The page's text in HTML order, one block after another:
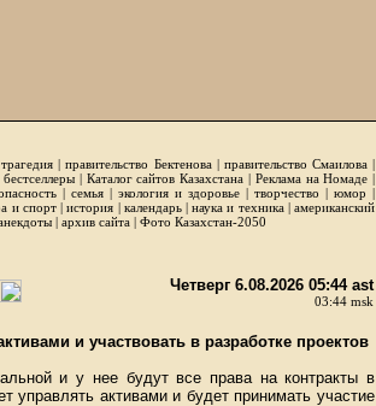
|правительство Бектенова| правительство Смаилова|
бестселлеры| Каталог сайтов Казахстана | Реклама на Номаде |
| семья | экология и здоровье | творчество | юмор |
и спорт|история | календарь|наука и техника|американский
| архив сайта | Фото Казахстан-2050
Четверг 6.08.2026 05:44 ast
03:44 msk
и участвовать в разработке проектов
и у нее будут все права на контракты в
управлять активами и будет принимать участие